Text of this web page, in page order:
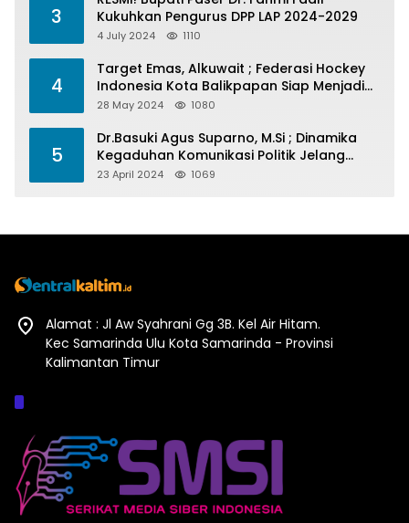
3
Kukuhkan Pengurus DPP LAP 2024-2029
4 July 2024 1110
4
Target Emas, Alkuwait ; Federasi Hockey
Indonesia Kota Balikpapan Siap Menjadi
Barometer Prestasi Di Kaltim
28 May 2024 1080
5
Dr.Basuki Agus Suparno, M.Si ; Dinamika
Kegaduhan Komunikasi Politik Jelang
Pesta Politik 2024
23 April 2024 1069
Alamat : Jl Aw Syahrani Gg 3B. Kel Air Hitam.
Kec Samarinda Ulu Kota Samarinda - Provinsi
Kalimantan Timur